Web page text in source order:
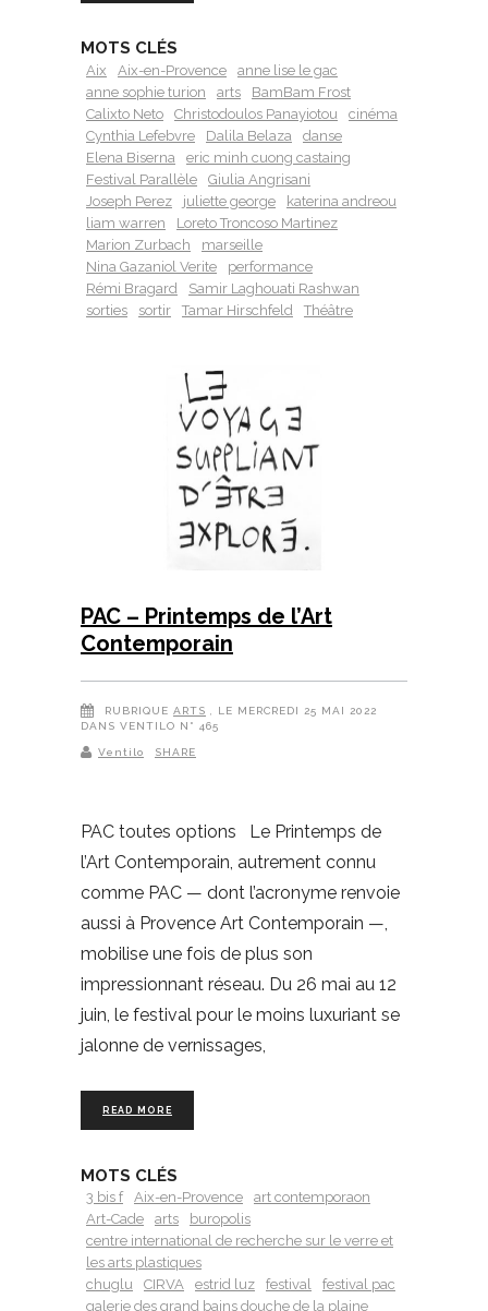
MOTS CLÉS
Aix Aix-en-Provence
anne lise le gac
anne sophie turion
arts
BamBam Frost
Calixto Neto
Christodoulos Panayiotou
cinéma
Cynthia Lefebvre
Dalila Belaza
danse
Elena Biserna
eric minh cuong castaing
Festival Parallèle
Giulia Angrisani
Joseph Perez
juliette george
katerina andreou
liam warren
Loreto Troncoso Martinez
Marion Zurbach
marseille
Nina Gazaniol Verite
performance
Rémi Bragard
Samir Laghouati Rashwan
sorties
sortir Tamar Hirschfeld Théâtre
PAC – Printemps de l’Art
Contemporain
RUBRIQUE ARTS
, LE MERCREDI 25 MAI 2022
DANS VENTILO N° 465
Ventilo SHARE
PAC toutes options Le Printemps de
l’Art Contemporain, autrement connu
comme PAC — dont l’acronyme renvoie
aussi à Provence Art Contemporain —,
mobilise une fois de plus son
impressionnant réseau. Du 26 mai au 12
juin, le festival pour le moins luxuriant se
jalonne de vernissages,
READ MORE
MOTS CLÉS
3 bis f Aix-en-Provence
art contemporaon
Art-Cade
arts
buropolis
centre international de recherche sur le verre et
les arts plastiques
chuglu
CIRVA estrid luz festival
festival pac
galerie des grand bains douche de la plaine